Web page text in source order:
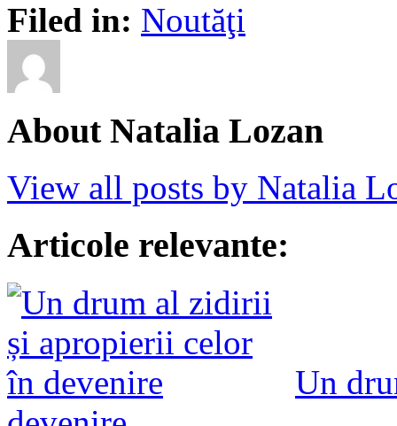
Filed in: Noutăţi
About Natalia Lozan
View all posts by Natalia
Articole relevante:
Un